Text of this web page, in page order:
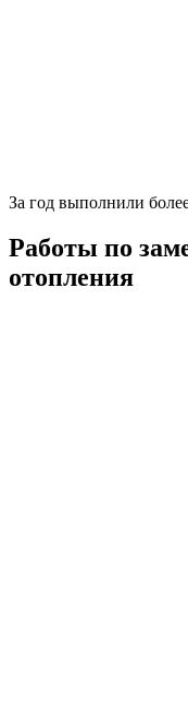
За год выполнили
Работы по
отопления